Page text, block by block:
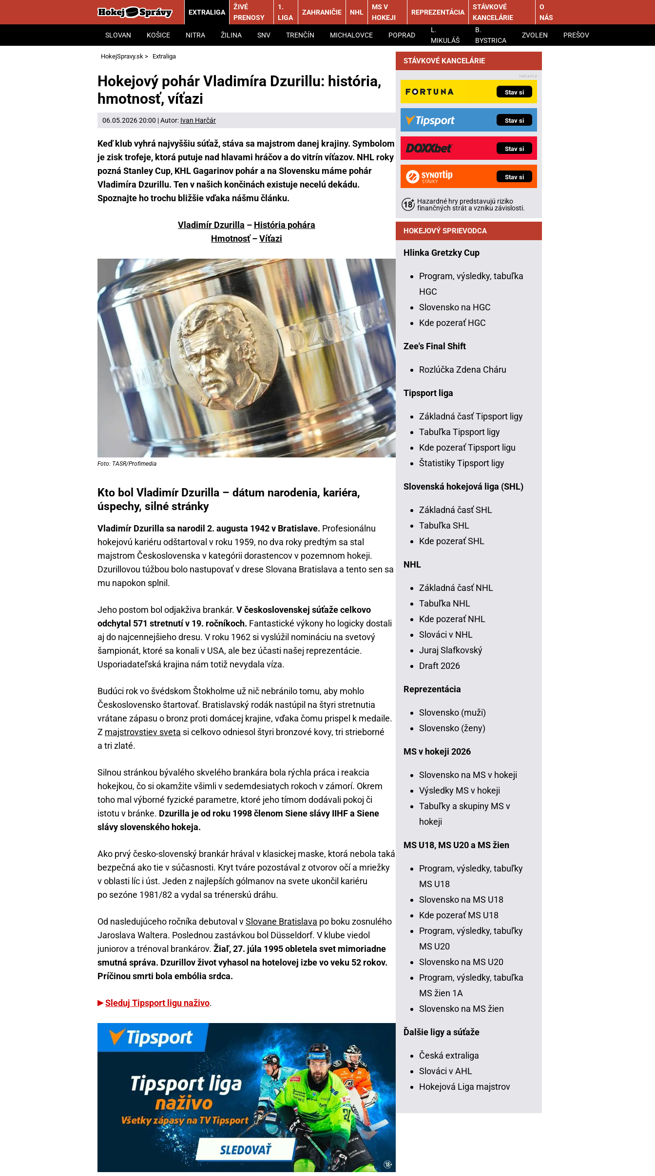
EXTRALIGA
SLOVAN KOŠICE NITRA ŽILINA SNV TRENČÍN MICHALOVCE POPRAD
L.
MIKULÁŠ
B.
BYSTRICA
ZVOLEN PREŠOV
ŽIVÉ
PRENOSY
1.
LIGA
ZAHRANIČIE NHL
MS V
HOKEJI
REPREZENTÁCIA
STÁVKOVÉ
KANCELÁRIE
O
NÁS
HokejSpravy.sk > Extraliga
Hokejový pohár Vladimíra Dzurillu: história,
hmotnosť, víťazi
06.05.2026 20:00 | Autor: Ivan Harčár
Keď klub vyhrá najvyššiu súťaž, stáva sa majstrom danej krajiny. Symbolom
je zisk trofeje, ktorá putuje nad hlavami hráčov a do vitrín víťazov. NHL roky
pozná Stanley Cup, KHL Gagarinov pohár a na Slovensku máme pohár
Vladimíra Dzurillu. Ten v našich končinách existuje necelú dekádu.
Spoznajte ho trochu bližšie vďaka nášmu článku.
Vladimír Dzurilla – História pohára
Hmotnosť–Víťazi
Foto: TASR/Profimedia
Kto bol Vladimír Dzurilla – dátum narodenia, kariéra,
úspechy, silné stránky
Vladimír Dzurilla sa narodil 2. augusta 1942 v Bratislave. Profesionálnu
hokejovú kariéru odštartoval v roku 1959, no dva roky predtým sa stal
majstrom Československa v kategórii dorastencov v pozemnom hokeji.
Dzurillovou túžbou bolo nastupovať v drese Slovana Bratislava a tento sen sa
mu napokon splnil.
Jeho postom bol odjakživa brankár. V československej súťaže celkovo
odchytal 571 stretnutí v 19. ročníkoch. Fantastické výkony ho logicky dostali
aj do najcennejšieho dresu. V roku 1962 si vyslúžil nomináciu na svetový
šampionát, ktoré sa konali v USA, ale bez účasti našej reprezentácie.
Usporiadateľská krajina nám totiž nevydala víza.
Budúci rok vo švédskom Štokholme už nič nebránilo tomu, aby mohlo
Československo štartovať. Bratislavský rodák nastúpil na štyri stretnutia
vrátane zápasu o bronz proti domácej krajine, vďaka čomu prispel k medaile.
Z majstrovstiev sveta si celkovo odniesol štyri bronzové kovy, tri strieborné
a tri zlaté.
Silnou stránkou bývalého skvelého brankára bola rýchla práca i reakcia
hokejkou, čo si okamžite všimli v sedemdesiatych rokoch v zámorí. Okrem
toho mal výborné fyzické parametre, ktoré jeho tímom dodávali pokoj či
istotu v bránke. Dzurilla je od roku 1998 členom Siene slávy IIHF a Siene
slávy slovenského hokeja.
Ako prvý česko-slovenský brankár hrával v klasickej maske, ktorá nebola taká
bezpečná ako tie v súčasnosti. Kryt tváre pozostával z otvorov očí a mriežky
v oblasti líc i úst. Jeden z najlepších gólmanov na svete ukončil kariéru
po sezóne 1981/82 a vydal sa trénerskú dráhu.
Od nasledujúceho ročníka debutoval vSlovane Bratislava po boku zosnulého
Jaroslava Waltera. Poslednou zastávkou bol Düsseldorf. V klube viedol
juniorov a trénoval brankárov. Žiaľ, 27. júla 1995 obletela svet mimoriadne
smutná správa. Dzurillov život vyhasol na hotelovej izbe vo veku 52 rokov.
Príčinou smrti bola embólia srdca.
Sleduj Tipsport ligu naživo.
STÁVKOVÉ KANCELÁRIE
Stav si
Stav si
Stav si
Stav si
Hazardné hry predstavujú riziko
finančných strát a vzniku závislosti.
HOKEJOVÝ SPRIEVODCA
Hlinka Gretzky Cup
Program, výsledky, tabuľka
HGC
Slovensko na HGC
Kde pozerať HGC
Zee's Final Shift
Rozlúčka Zdena Cháru
Tipsport liga
Základná časť Tipsport ligy
Tabuľka Tipsport ligy
Kde pozerať Tipsport ligu
Štatistiky Tipsport ligy
Slovenská hokejová liga (SHL)
Základná časť SHL
Tabuľka SHL
Kde pozerať SHL
NHL
Základná časť NHL
Tabuľka NHL
Kde pozerať NHL
Slováci v NHL
Juraj Slafkovský
Draft 2026
Reprezentácia
Slovensko (muži)
Slovensko (ženy)
MS v hokeji 2026
Slovensko na MS v hokeji
Výsledky MS v hokeji
Tabuľky a skupiny MS v
hokeji
MS U18, MS U20 a MS žien
Program, výsledky, tabuľky
MS U18
Slovensko na MS U18
Kde pozerať MS U18
Program, výsledky, tabuľky
MS U20
Slovensko na MS U20
Program, výsledky, tabuľka
MS žien 1A
Slovensko na MS žien
Ďalšie ligy a súťaže
Česká extraliga
Slováci v AHL
Hokejová Liga majstrov